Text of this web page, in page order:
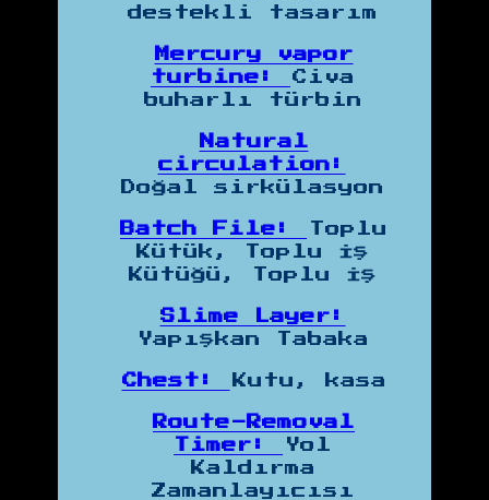
destekli tasarım
Mercury vapor
turbine:
Civa
buharlı türbin
Natural
circulation:
Doğal sirkülasyon
Batch File:
Toplu
Kütük, Toplu İş
Kütüğü, Toplu İş
Slime Layer:
Yapışkan Tabaka
Chest: Kutu, kasa
Route-Removal
Timer:
Yol
Kaldırma
Zamanlayıcısı